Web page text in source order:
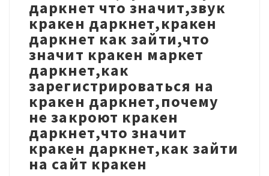
даркнет что значит,звук
кракен даркнет,кракен
даркнет как зайти,что
значит кракен маркет
даркнет,как
зарегистрироваться на
кракен даркнет,почему
не закроют кракен
даркнет,что значит
кракен даркнет,как зайти
на сайт кракен